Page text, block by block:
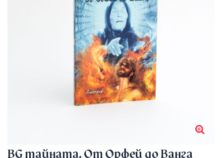
BG тайната. От Орфей до Ванга